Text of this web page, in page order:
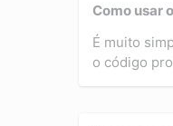
Como usar
É muito
o código